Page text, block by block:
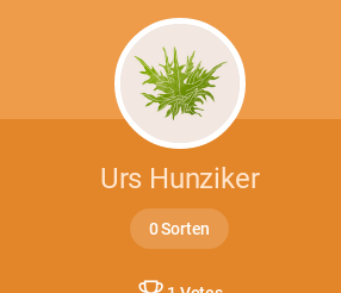
Urs Hunziker
0 Sorten